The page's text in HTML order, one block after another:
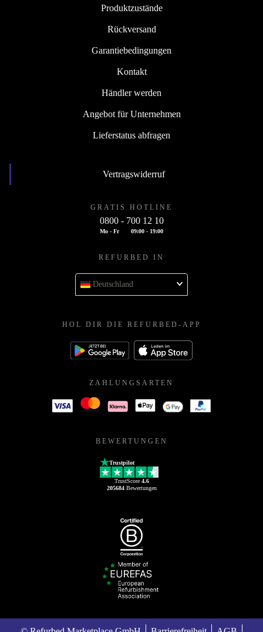
Produktzustände
Rückversand
Garantiebedingungen
Kontakt
Händler werden
Angebot für Unternehmen
Lieferstatus abfragen
Vertragswiderruf
GRATIS HOTLINE
0800 - 700 12 10
Mo - Fr 09:00 - 19:00
REFURBED IN
Deutschland
HOL DIR DIE REFURBED-APP
ZAHLUNGSARTEN
BEWERTUNGEN
Trustpilot
TrustScore 4.6
205684Bewertungen